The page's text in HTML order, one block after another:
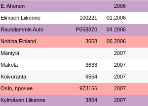
E. Ahonen 2006
Elimäen Liikenne 100221 01.2006
Rautalammin Auto P058870 04.2006
Nobina Finland 3668 06.2006
Mäntylä 2007
Mäkela 3633 2007
Koivuranta 6554 2007
Oslo, прочие 973156 2007
Kylmäsen Liikenne 3864 2007